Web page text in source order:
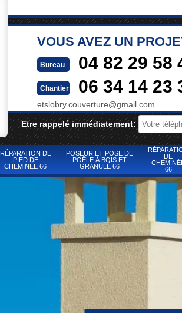
VOUS AVEZ UN
Bureau 04 82 29 58
Chantier 06 34 14 23
etslobry.couverture@gmail.com
Etre rappelé immédiatement:
RÉPARATION DE
PIED DE
CHEMINÉE 66
POSEUR ET POSE DE
POÊLE À BOIS ET
GRANULÉ 66
DE
66